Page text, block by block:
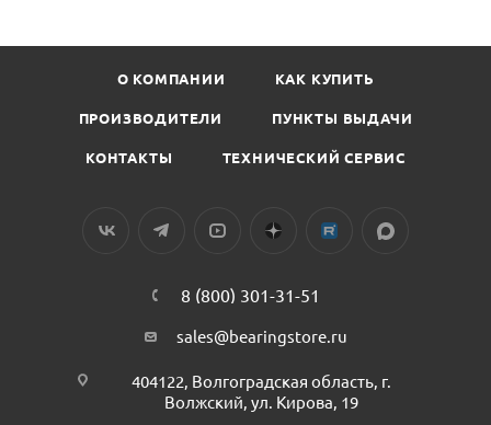
О КОМПАНИИ КАК КУПИТЬ
ПРОИЗВОДИТЕЛИ ПУНКТЫ ВЫДАЧИ
КОНТАКТЫ ТЕХНИЧЕСКИЙ СЕРВИС
8 (800) 301-31-51
sales@bearingstore.ru
404122, Волгоградская область, г.
Волжский, ул. Кирова, 19